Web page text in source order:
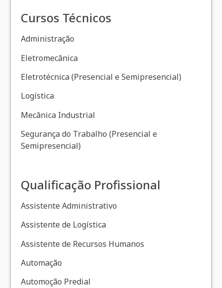
Cursos Técnicos
Administração
Eletromecânica
Eletrotécnica (Presencial e Semipresencial)
Logística
Mecânica Industrial
Segurança do Trabalho (Presencial e
Semipresencial)
Qualificação Profissional
Assistente Administrativo
Assistente de Logística
Assistente de Recursos Humanos
Automação
Automoção Predial